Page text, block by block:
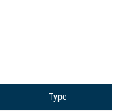
Type